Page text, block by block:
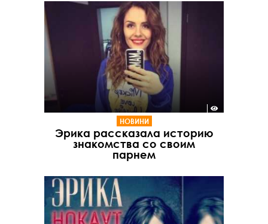
НОВИНИ
Эрика рассказала историю
знакомства со своим
парнем